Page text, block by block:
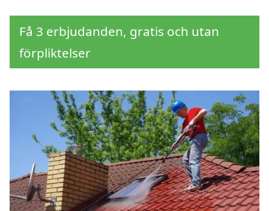
Få 3 erbjudanden, gratis och utan
förpliktelser